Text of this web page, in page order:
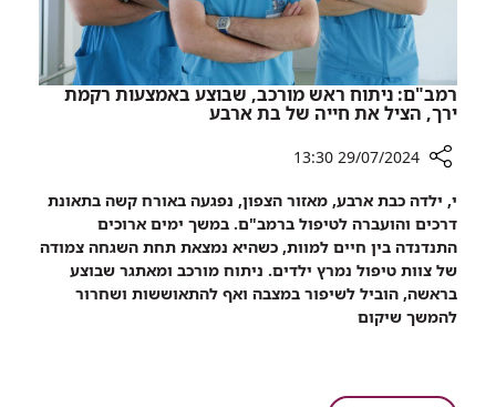
שנפל
בקרב
רמב"ם: ניתוח ראש מורכב, שבוצע באמצעות רקמת
ירך, הציל את חייה של בת ארבע
שיתוף
רמב"ם:
ניתוח
ראש
מורכב,
שבוצע
29/07/2024 13:30
י, ילדה כבת ארבע, מאזור הצפון, נפגעה באורח קשה בתאונת
דרכים והועברה לטיפול ברמב"ם. במשך ימים ארוכים
התנדנדה בין חיים למוות, כשהיא נמצאת תחת השגחה צמודה
של צוות טיפול נמרץ ילדים. ניתוח מורכב ומאתגר שבוצע
בראשה, הוביל לשיפור במצבה ואף להתאוששות ושחרור
להמשך שיקום